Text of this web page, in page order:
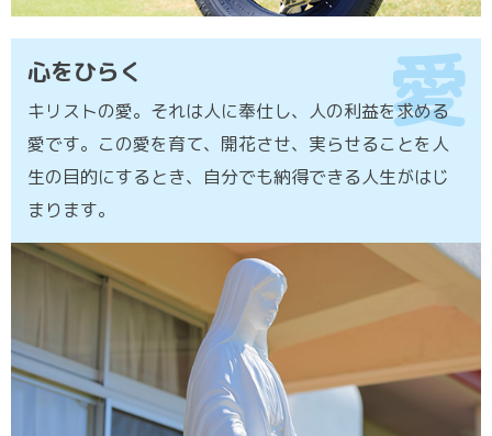
心をひらく
キリストの愛。それは人に奉仕し、人の利益を求める
愛です。この愛を育て、開花させ、実らせることを人
生の目的にするとき、自分でも納得できる人生がはじ
まります。
愛